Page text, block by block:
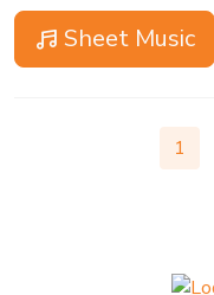
Sheet Music
1